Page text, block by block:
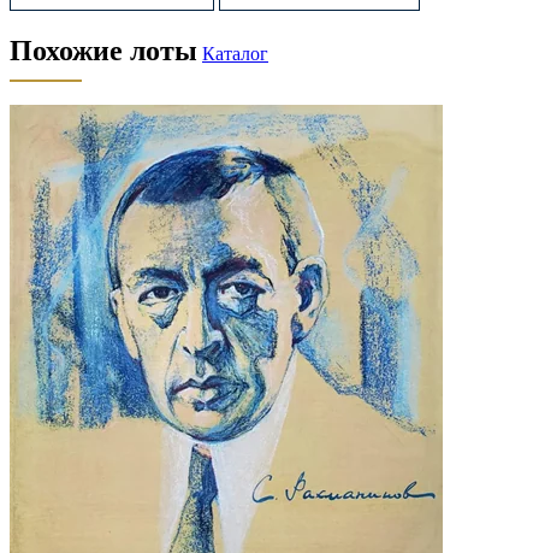
Похожие лоты Каталог